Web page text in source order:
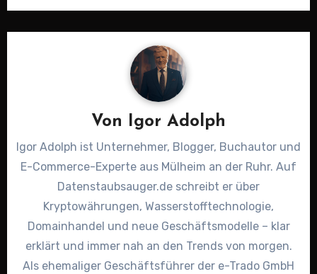
Von Igor Adolph
Igor Adolph ist Unternehmer, Blogger, Buchautor und
E-Commerce-Experte aus Mülheim an der Ruhr. Auf
Datenstaubsauger.de schreibt er über
Kryptowährungen, Wasserstofftechnologie,
Domainhandel und neue Geschäftsmodelle – klar
erklärt und immer nah an den Trends von morgen.
Als ehemaliger Geschäftsführer der e-Trado GmbH